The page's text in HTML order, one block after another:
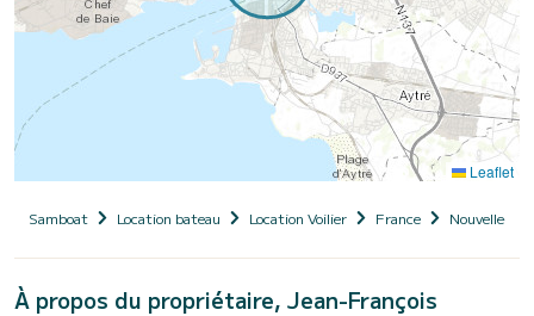
Leaflet
Samboat Location bateau Location Voilier France Nouvelle-
À propos du propriétaire, Jean-François